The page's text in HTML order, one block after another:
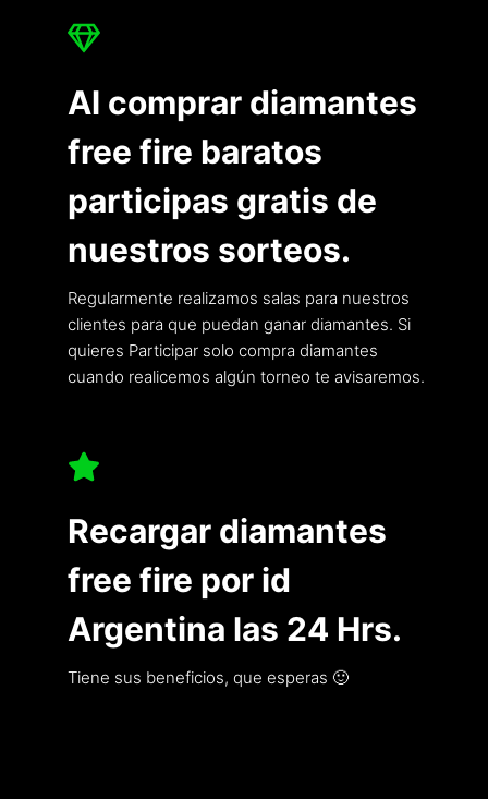
Al comprar diamantes
free fire baratos
participas gratis de
nuestros sorteos.
Regularmente realizamos salas para nuestros
clientes para que puedan ganar diamantes. Si
quieres Participar solo compra diamantes
cuando realicemos algún torneo te avisaremos.
Recargar diamantes
free fire por id
Argentina las 24 Hrs.
Tiene sus beneficios, que esperas 🙂